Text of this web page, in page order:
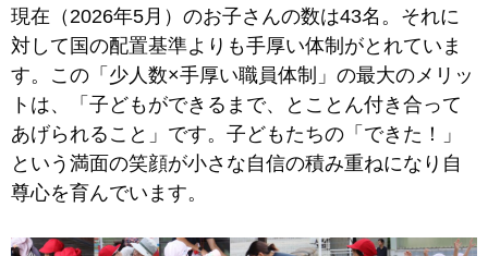
現在（2026年5月）のお子さんの数は43名。それに
対して国の配置基準よりも手厚い体制がとれていま
す。この「少人数×手厚い職員体制」の最大のメリッ
トは、「子どもができるまで、とことん付き合って
あげられること」です。子どもたちの「できた！」
という満面の笑顔が小さな自信の積み重ねになり自
尊心を育んでいます。